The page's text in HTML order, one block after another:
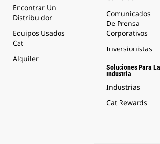
Encontrar Un
Distribuidor
Equipos Usados
Cat
Alquiler
Comunicados
De Prensa
Corporativos
Inversionistas
Soluciones Para La
Industria
Industrias
Cat Rewards